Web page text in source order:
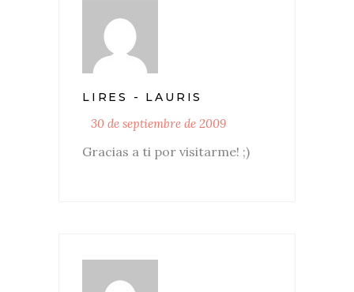
LIRES - LAURIS
30 de septiembre de 2009
Gracias a ti por visitarme! ;)